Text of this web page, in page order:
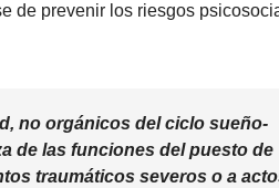
de prevenir los riesgos
no orgánicos del ciclo sueño-
de las funciones del puesto de
traumáticos severos o a